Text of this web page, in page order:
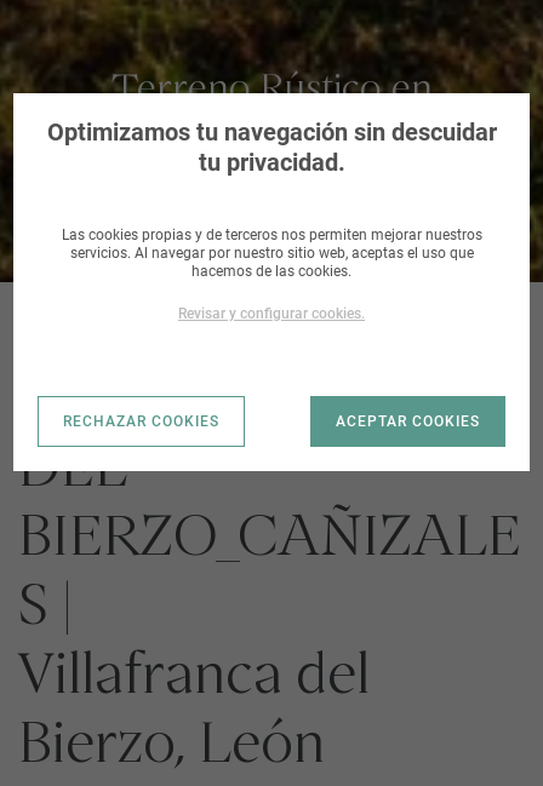
Terreno Rústico en
Villafranca del Bierzo, León
VILLAFRANCA
DEL
BIERZO_CAÑIZALE
S |
Villafranca del
Bierzo, León
Optimizamos tu navegación sin descuidar
tu privacidad.
Las cookies propias y de terceros nos permiten mejorar nuestros
servicios. Al navegar por nuestro sitio web, aceptas el uso que
hacemos de las cookies.
Revisar y configurar cookies.
RECHAZAR COOKIES ACEPTAR COOKIES